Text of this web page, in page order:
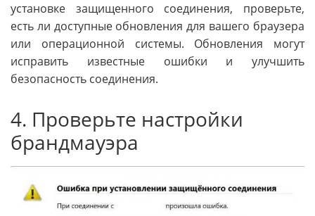
установке защищенного соединения, проверьте,
есть ли доступные обновления для вашего браузера
или операционной системы. Обновления могут
исправить известные ошибки и улучшить
безопасность соединения.
4. Проверьте настройки
брандмауэра